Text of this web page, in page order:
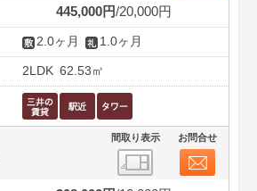
445,000円 20,000円
2.0ヶ月 1.0ヶ月
2LDK 62.53㎡
間取り表示 お問合せ